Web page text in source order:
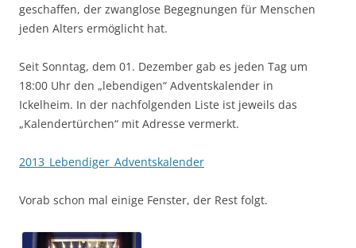
geschaffen, der zwanglose Begegnungen für Menschen
jeden Alters ermöglicht hat.
Seit Sonntag, dem 01. Dezember gab es jeden Tag um
18:00 Uhr den „lebendigen“ Adventskalender in
Ickelheim. In der nachfolgenden Liste ist jeweils das
„Kalendertürchen“ mit Adresse vermerkt.
2013_Lebendiger_Adventskalender
Vorab schon mal einige Fenster, der Rest folgt.